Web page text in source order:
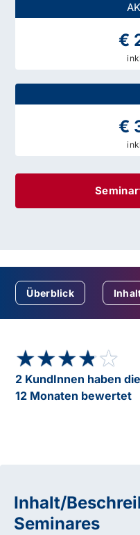
€
€
Überblick
★★★★★
★★★★★
2 KundInnen haben
12 Monaten bewertet
Inhalt/
Seminares